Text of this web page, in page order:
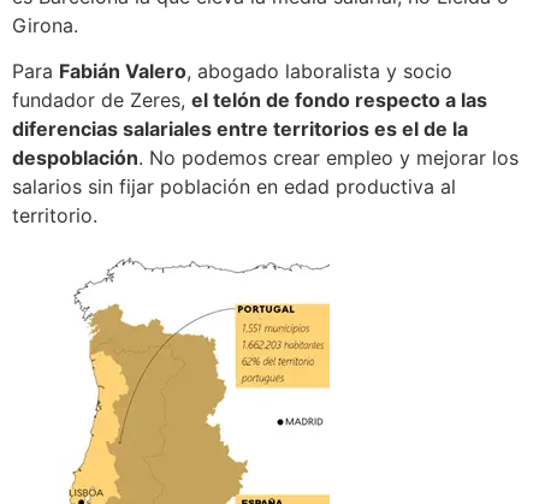
Girona.
Para Fabián Valero, abogado laboralista y socio
fundador de Zeres, el telón de fondo respecto a las
diferencias salariales entre territorios es el de la
despoblación. No podemos crear empleo y mejorar los
salarios sin fijar población en edad productiva al
territorio.